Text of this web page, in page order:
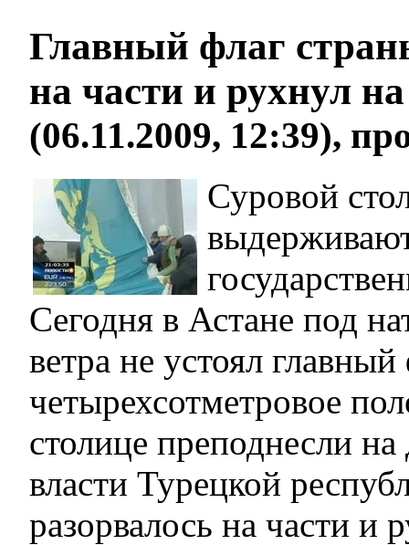
Главный флаг
на части и рухнул
(06.11.2009, 12:39),
Суровой
Сегодня в Астане под
ветра не устоял
четырехсотметровое
столице преподнесли
власти Турецкой
разорвалось на части и